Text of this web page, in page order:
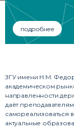
подробнее
ЗГУ имени Н.М.
академическом
направленности
даёт
самореализоваться
актуальные